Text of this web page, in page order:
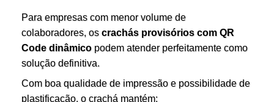
Para empresas com menor volume de
colaboradores, os crachás provisórios com QR
Code dinâmico podem atender perfeitamente como
solução definitiva.
Com boa qualidade de impressão e possibilidade de
plastificação, o crachá mantém: